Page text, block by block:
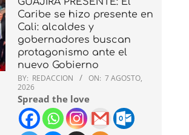
Caribe se hizo presente en
Cali: alcaldes y
gobernadores buscan
protagonismo ante el
nuevo Gobierno
BY: REDACCION ON: 7 AGOSTO,
2026
Spread the love